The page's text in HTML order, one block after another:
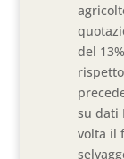
del
su dati
volta il